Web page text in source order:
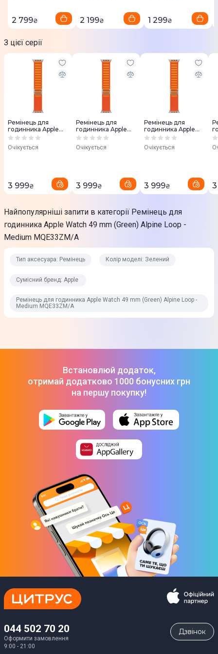
2 799₴ 2 199₴ 1 299₴
З цієї серії
Ремінець для
годинника Apple
Watch 49 mm
(Orange) Alpine
Loop - Small
Очікується
3 999₴
Ремінець для
годинника Apple
Watch 49 mm
(Orange) Alpine
Loop - Medium
Очікується
3 999₴
Ремінець для
годинника Apple
Watch 49 mm
(Orange) Alpine
Loop - Large
Очікується
3 999₴
-
Найпопулярніші запити в категорії Ремінець для
годинника Apple Watch 49 mm (Green) Alpine Loop -
Medium MQE33ZM/A
Тип аксесуара: Ремінець Колір моделі: Зелений
Сумісний бренд: Apple
Ремінець для годинника Apple Watch 49 mm (Green) Alpine Loop -
Medium MQE33ZM/A
Встановлюй додаток,
отримай додатково 1000 бонусних грн
на першу покупку!
044 502 70 20
Оформити замовлення
9:00 - 21:00
Дзвiнок